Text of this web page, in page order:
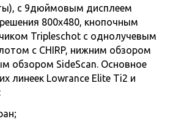
с 9дюймовым дисплеем
800х480, кнопочным
Tripleschot с однолучевым
с CHIRP, нижним обзором
обзором SideScan. Основное
линеек Lowrance Elite Ti2 и